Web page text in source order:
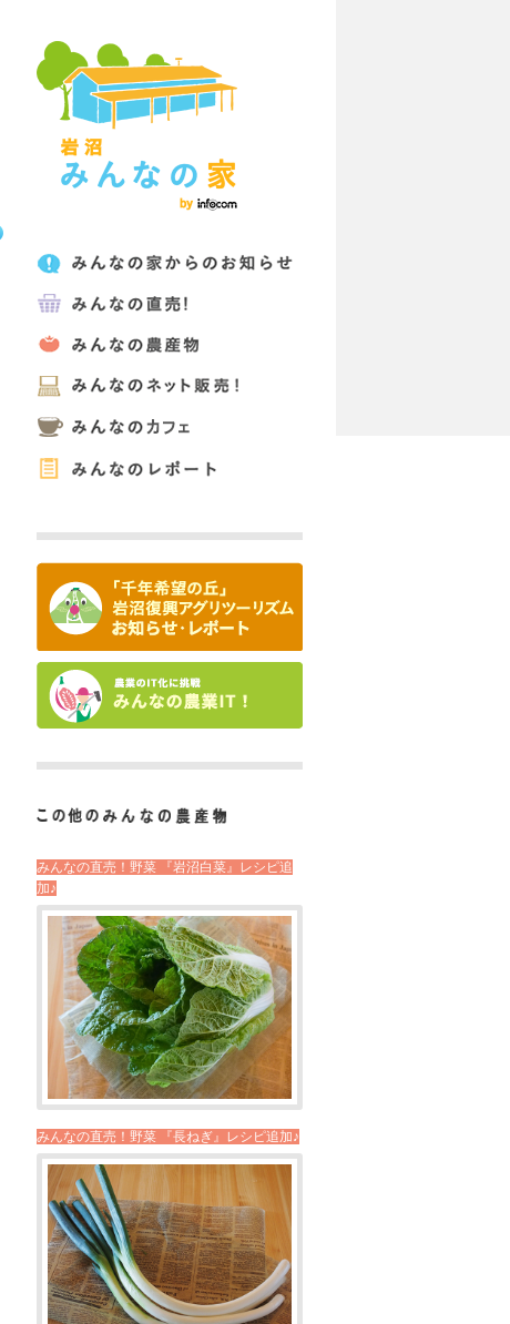
みんなの直売！野菜 『岩沼白菜』レシピ追
加♪
みんなの直売！野菜 『長ねぎ』レシピ追加♪